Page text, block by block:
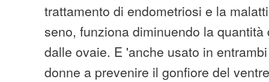
trattamento di endometriosi e la
seno, funziona diminuendo la
dalle ovaie. E 'anche usato in
donne a prevenire il gonfiore del